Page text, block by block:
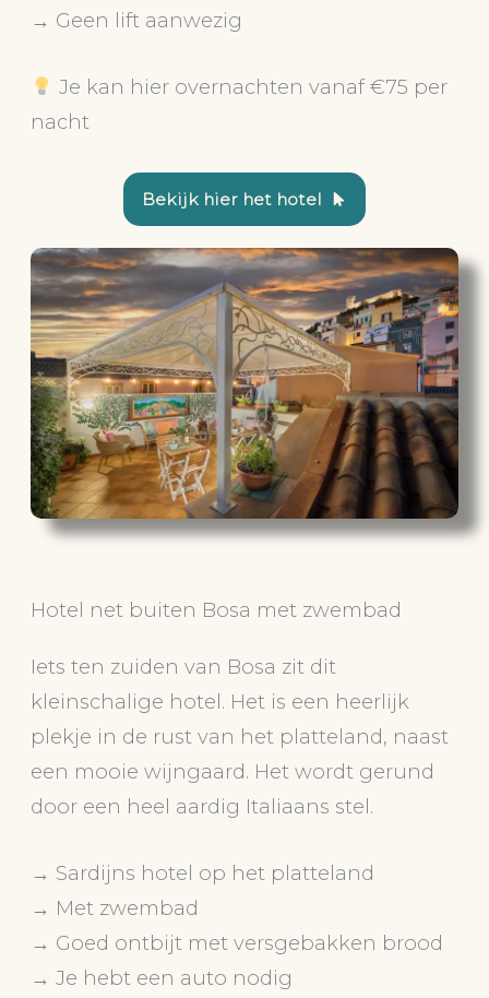
→ Geen lift aanwezig
Je kan hier overnachten vanaf €75 per
nacht
Bekijk hier het hotel
Hotel net buiten Bosa met zwembad
Iets ten zuiden van Bosa zit dit
kleinschalige hotel. Het is een heerlijk
plekje in de rust van het platteland, naast
een mooie wijngaard. Het wordt gerund
door een heel aardig Italiaans stel.
→ Sardijns hotel op het platteland
→ Met zwembad
→ Goed ontbijt met versgebakken brood
→ Je hebt een auto nodig